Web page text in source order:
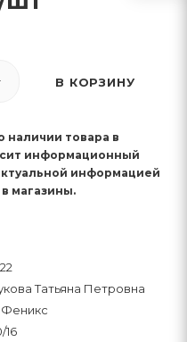
В КОРЗИНУ
наличии товара в
информационный
информацией
магазины.
Татьяна Петровна
Феникс
16